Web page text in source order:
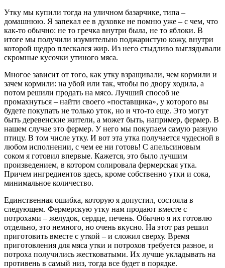
Утку мы купили тогда на уличном базарчике, типа –
домашнюю. Я запекал ее в духовке не помню уже – с чем, что
как-то обычно: не то гречка внутри была, не то яблоки. В
итоге мы получили изумительно поджаристую кожу, внутри
которой щедро плескался жир. Из него стыдливо выглядывали
скромные кусочки утиного мяса.
Многое зависит от того, как утку взращивали, чем кормили и
зачем кормили: на убой или так, чтобы по двору ходила, а
потом решили продать на мясо. Лучший способ не
промахнуться – найти своего «поставщика», у которого вы
будете покупать не только уток, но и что-то еще. Это могут
быть деревенские жители, а может быть, например, фермер. В
нашем случае это фермер. У него мы покупаем самую разную
птицу. В том числе утку. И вот эта утка получается чудесной в
любом исполнении, с чем ее ни готовь! С апельсиновым
соком я готовил впервые. Кажется, это было лучшим
произведением, в котором солировала фермерская утка.
Причем ингредиентов здесь, кроме собственно утки и сока,
минимальное количество.
Единственная ошибка, которую я допустил, состояла в
следующем. Фермерскую утку нам продают вместе с
потрохами – желудок, сердце, печень. Обычно я их готовлю
отдельно, это немного, но очень вкусно. На этот раз решил
приготовить вместе с уткой – и сложил сверху. Время
приготовления для мяса утки и потрохов требуется разное, и
потроха получились жестковатыми. Их лучше укладывать на
противень в самый низ, тогда все будет в порядке.